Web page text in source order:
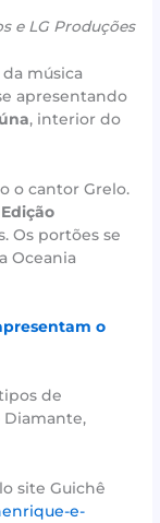
e LG Produções
música
apresentando
, interior do
o cantor Grelo.
Os portões se
Oceania
o
de
Diamante,
site Guichê
e-